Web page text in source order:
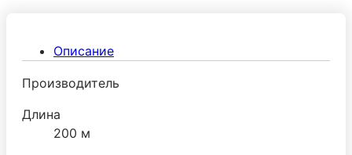
Описание
Производитель
Длина
200 м